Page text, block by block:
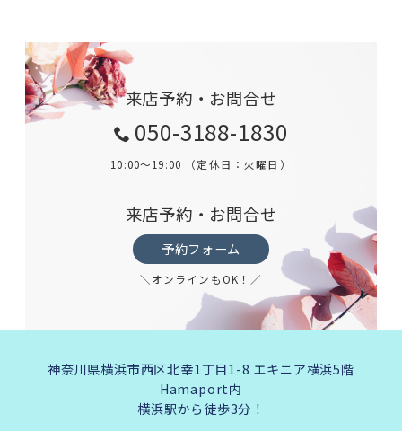
来店予約・お問合せ
050-3188-1830
10:00～19:00 （定休日：火曜日）
来店予約・お問合せ
予約フォーム
＼オンラインもOK！／
神奈川県横浜市西区北幸1丁目1-8 エキニア横浜5階
Hamaport内
横浜駅から徒歩3分！